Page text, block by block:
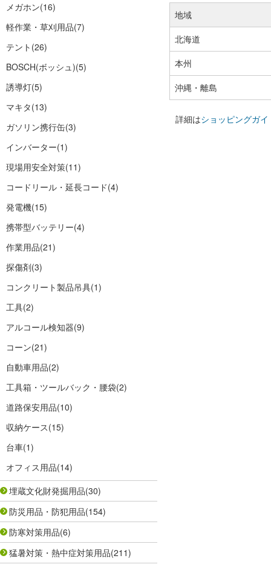
メガホン(16)
軽作業・草刈用品(7)
テント (26)
BOSCH(ボッシュ)(5)
誘導灯(5)
マキタ(13)
ガソリン携行缶(3)
インバーター(1)
現場用安全対策(11)
コードリール・延長コード(4)
発電機(15)
携帯型バッテリー(4)
作業用品(21)
探傷剤(3)
コンクリート製品吊具(1)
工具(2)
アルコール検知器(9)
コーン(21)
自動車用品(2)
工具箱・ツールバック・腰袋(2)
道路保安用品(10)
収納ケース(15)
台車(1)
オフィス用品(14)
埋蔵文化財発掘用品(30)
防災用品・防犯用品(154)
防寒対策用品(6)
猛暑対策・熱中症対策用品(211)
地域
北海道
本州
沖縄・離島
詳細はショッピングガイ